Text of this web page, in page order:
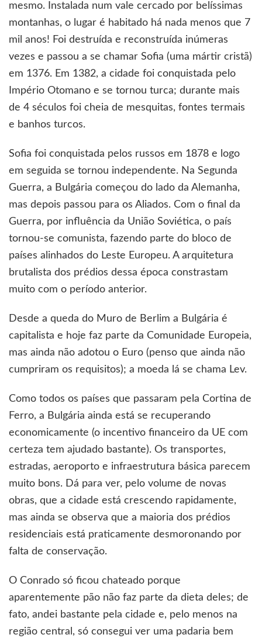
mesmo. Instalada num vale cercado por belíssimas
montanhas, o lugar é habitado há nada menos que 7
mil anos! Foi destruída e reconstruída inúmeras
vezes e passou a se chamar Sofia (uma mártir cristã)
em 1376. Em 1382, a cidade foi conquistada pelo
Império Otomano e se tornou turca; durante mais
de 4 séculos foi cheia de mesquitas, fontes termais
e banhos turcos.
Sofia foi conquistada pelos russos em 1878 e logo
em seguida se tornou independente. Na Segunda
Guerra, a Bulgária começou do lado da Alemanha,
mas depois passou para os Aliados. Com o final da
Guerra, por influência da União Soviética, o país
tornou-se comunista, fazendo parte do bloco de
países alinhados do Leste Europeu. A arquitetura
brutalista dos prédios dessa época constrastam
muito com o período anterior.
Desde a queda do Muro de Berlim a Bulgária é
capitalista e hoje faz parte da Comunidade Europeia,
mas ainda não adotou o Euro (penso que ainda não
cumpriram os requisitos); a moeda lá se chama Lev.
Como todos os países que passaram pela Cortina de
Ferro, a Bulgária ainda está se recuperando
economicamente (o incentivo financeiro da UE com
certeza tem ajudado bastante). Os transportes,
estradas, aeroporto e infraestrutura básica parecem
muito bons. Dá para ver, pelo volume de novas
obras, que a cidade está crescendo rapidamente,
mas ainda se observa que a maioria dos prédios
residenciais está praticamente desmoronando por
falta de conservação.
O Conrado só ficou chateado porque
aparentemente pão não faz parte da dieta deles; de
fato, andei bastante pela cidade e, pelo menos na
região central, só consegui ver uma padaria bem